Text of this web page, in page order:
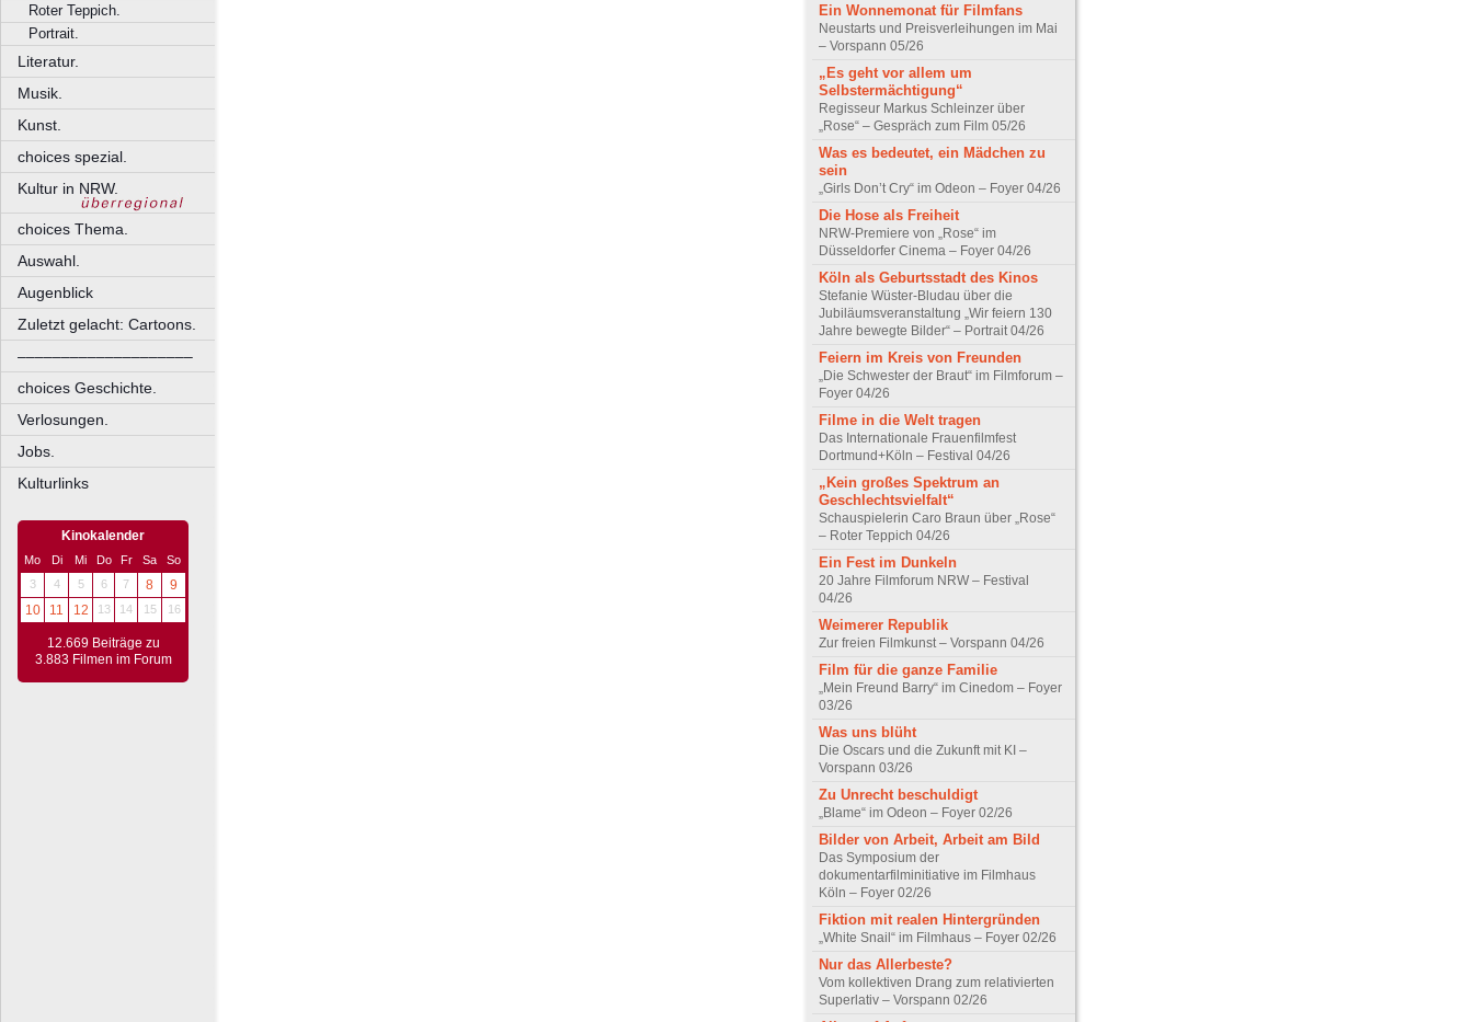
Roter Teppich.
Portrait.
Literatur.
Musik.
Kunst.
choices spezial.
Kultur in NRW.
choices Thema.
Auswahl.
Augenblick
Zuletzt gelacht: Cartoons.
––––––––––––––––––––
choices Geschichte.
Verlosungen.
Jobs.
Kulturlinks
Kinokalender
Mo Di Mi Do Fr Sa
So
3
4 5 6 7 8
9
10
11 12 13 14 15 16
12.669 Beiträge zu
3.883 Filmen im Forum
Ein Wonnemonat für Filmfans
Neustarts und Preisverleihungen im Mai
– Vorspann 05/26
„Es geht vor allem um
Selbstermächtigung“
Regisseur Markus Schleinzer über
„Rose“ – Gespräch zum Film 05/26
Was es bedeutet, ein Mädchen zu
sein
„Girls Don’t Cry“ im Odeon – Foyer 04/26
Die Hose als Freiheit
NRW-Premiere von „Rose“ im
Düsseldorfer Cinema – Foyer 04/26
Köln als Geburtsstadt des Kinos
Stefanie Wüster-Bludau über die
Jubiläumsveranstaltung „Wir feiern 130
Jahre bewegte Bilder“ – Portrait 04/26
Feiern im Kreis von Freunden
„Die Schwester der Braut“ im Filmforum –
Foyer 04/26
Filme in die Welt tragen
Das Internationale Frauenfilmfest
Dortmund+Köln – Festival 04/26
„Kein großes Spektrum an
Geschlechtsvielfalt“
Schauspielerin Caro Braun über „Rose“
– Roter Teppich 04/26
Ein Fest im Dunkeln
20 Jahre Filmforum NRW – Festival
04/26
Weimerer Republik
Zur freien Filmkunst – Vorspann 04/26
Film für die ganze Familie
„Mein Freund Barry“ im Cinedom – Foyer
03/26
Was uns blüht
Die Oscars und die Zukunft mit KI –
Vorspann 03/26
Zu Unrecht beschuldigt
„Blame“ im Odeon – Foyer 02/26
Bilder von Arbeit, Arbeit am Bild
Das Symposium der
dokumentarfilminitiative im Filmhaus
Köln – Foyer 02/26
Fiktion mit realen Hintergründen
„White Snail“ im Filmhaus – Foyer 02/26
Nur das Allerbeste?
Vom kollektiven Drang zum relativierten
Superlativ – Vorspann 02/26